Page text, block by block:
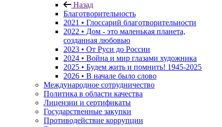
Назад
Благотворительность
2021 • Глоссарий благотворительности
2022 • Дом - это маленькая планета,
созданная любовью
2023 • От Руси до России
2024 • Война и мир глазами художника
2025 • Будем жить и помнить! 1945-2025
2026 • В начале было слово
Международное сотрудничество
Политика в области качества
Лицензии и сертификаты
Государственные закупки
Противодействие коррупции